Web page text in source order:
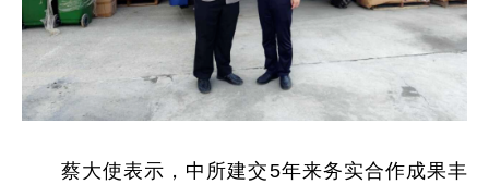
蔡大使表示，中所建交5年来务实合作成果丰